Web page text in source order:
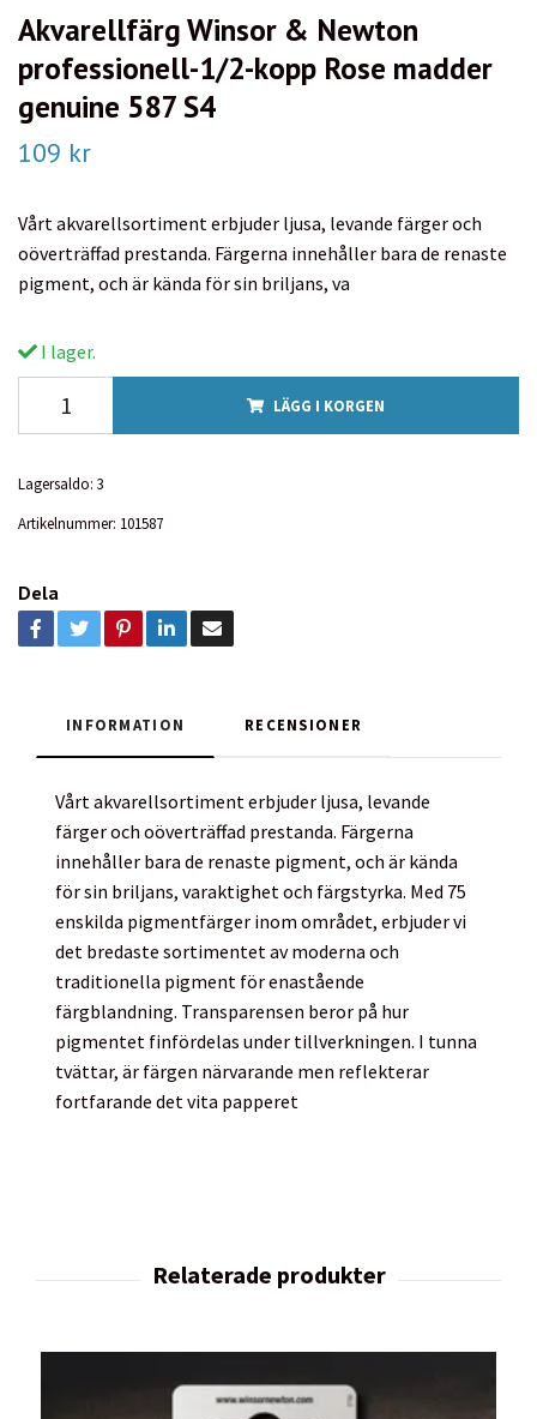
Akvarellfärg Winsor & Newton
professionell-1/2-kopp Rose madder
genuine 587 S4
109 kr
Vårt akvarellsortiment erbjuder ljusa, levande färger och
oöverträffad prestanda. Färgerna innehåller bara de renaste
pigment, och är kända för sin briljans, va
I lager.
LÄGG I KORGEN
Lagersaldo: 3
Artikelnummer: 101587
Dela
INFORMATION RECENSIONER
Vårt akvarellsortiment erbjuder ljusa, levande
färger och oöverträffad prestanda. Färgerna
innehåller bara de renaste pigment, och är kända
för sin briljans, varaktighet och färgstyrka. Med 75
enskilda pigmentfärger inom området, erbjuder vi
det bredaste sortimentet av moderna och
traditionella pigment för enastående
färgblandning. Transparensen beror på hur
pigmentet finfördelas under tillverkningen. I tunna
tvättar, är färgen närvarande men reflekterar
fortfarande det vita papperet